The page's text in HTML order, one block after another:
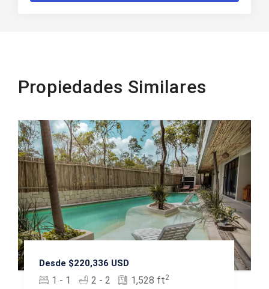
Propiedades Similares
Desde $220,336 USD
1 - 1 2 - 2 1,528 ft2